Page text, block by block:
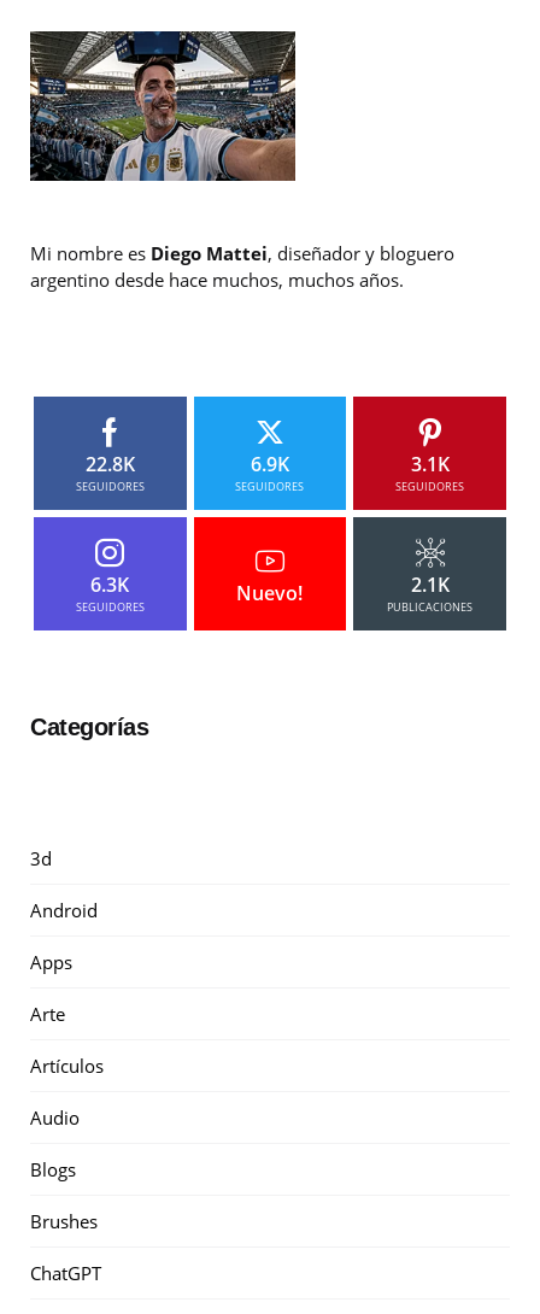
Mi nombre es Diego Mattei, diseñador y bloguero
argentino desde hace muchos, muchos años.
22.8K
SEGUIDORES
6.9K
SEGUIDORES
3.1K
SEGUIDORES
6.3K
SEGUIDORES
Nuevo! 2.1K
PUBLICACIONES
Categorías
3d
Android
Apps
Arte
Artículos
Audio
Blogs
Brushes
ChatGPT